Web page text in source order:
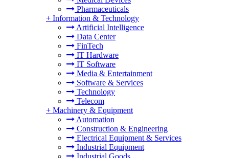
Pharmaceuticals
+ Information & Technology
Artificial Intelligence
Data Center
FinTech
IT Hardware
IT Software
Media & Entertainment
Software & Services
Technology
Telecom
+ Machinery & Equipment
Automation
Construction & Engineering
Electrical Equipment & Services
Industrial Equipment
Industrial Goods